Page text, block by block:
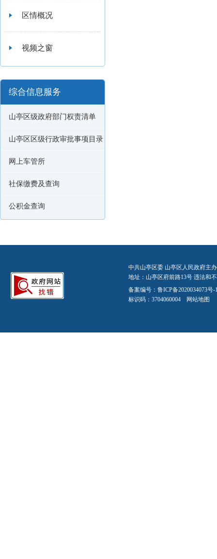
区情概况
视频之窗
综合信息服务
山亭区级政府部门权责清单
山亭区区级行政审批事项目录
网上车管所
社保缴费及查询
公积金查询
中共山亭区委 山亭区人民政府主
地址：山亭区府前路13号 违法和
备案编号： 鲁ICP备2020034073号-
标识码：3704060004 网站地图